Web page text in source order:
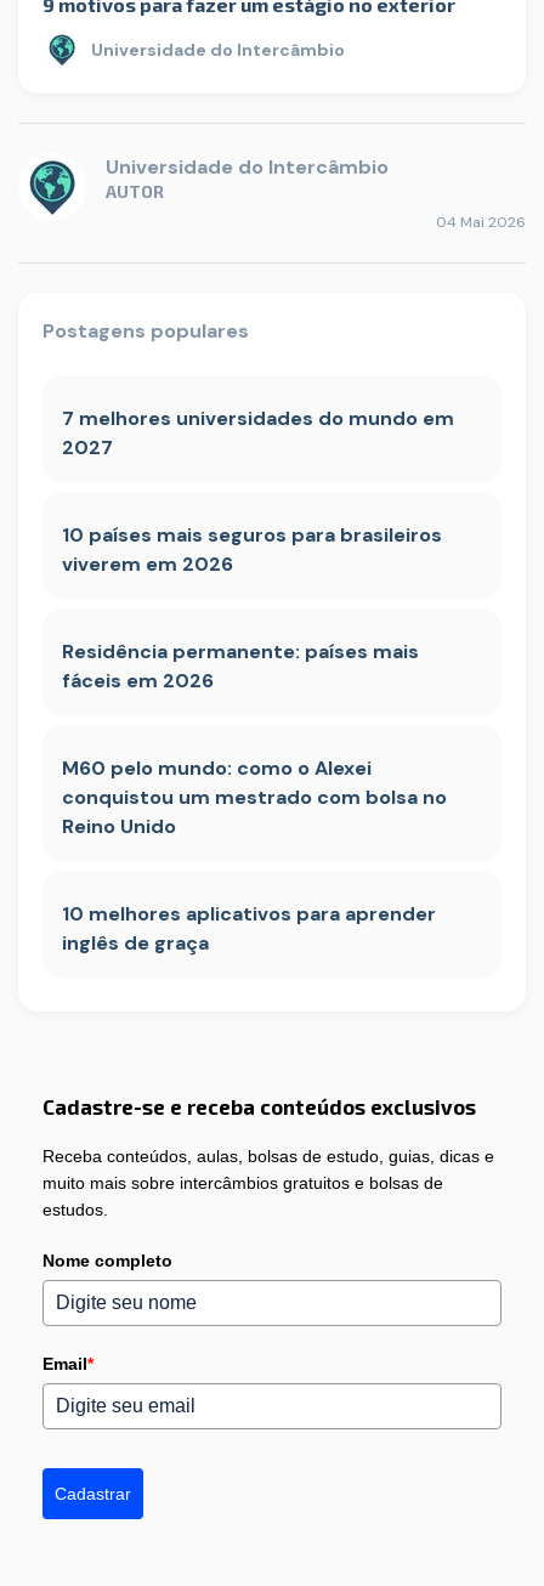
Universidade do Intercâmbio
Universidade do Intercâmbio
AUTOR
04 Mai 2026
Postagens populares
7 melhores universidades do mundo em
2027
10 países mais seguros para brasileiros
viverem em 2026
Residência permanente: países mais
fáceis em 2026
M60 pelo mundo: como o Alexei
conquistou um mestrado com bolsa no
Reino Unido
10 melhores aplicativos para aprender
inglês de graça
Cadastre-se e receba conteúdos exclusivos
Receba conteúdos, aulas, bolsas de estudo, guias, dicas e
muito mais sobre intercâmbios gratuitos e bolsas de
estudos.
Nome completo
Email*
Cadastrar